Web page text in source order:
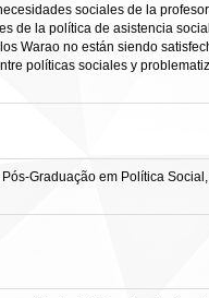
sociales de la
de la política de asistencia
Warao no están siendo
políticas sociales y
Graduação em Política